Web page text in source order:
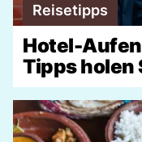
Reisetipps
Hotel-
Tipps holen